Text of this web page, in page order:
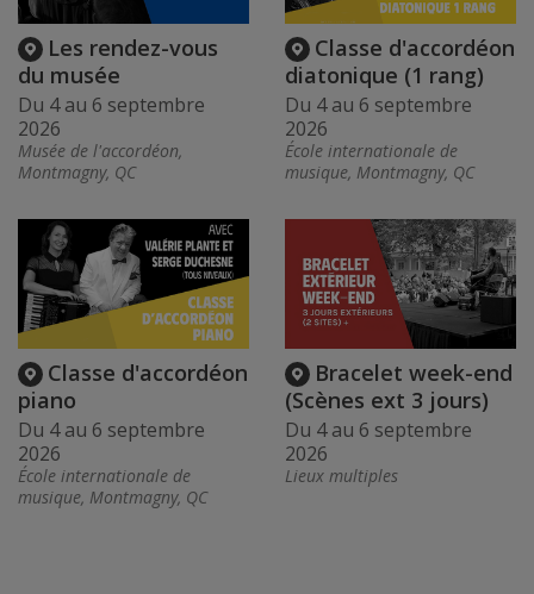
Les rendez-vous
du musée
Du 4 au 6 septembre
2026
Musée de l'accordéon,
Montmagny, QC
Classe d'accordéon
diatonique (1 rang)
Du 4 au 6 septembre
2026
École internationale de
musique, Montmagny, QC
Classe d'accordéon
piano
Du 4 au 6 septembre
2026
École internationale de
musique, Montmagny, QC
Bracelet week-end
(Scènes ext 3 jours)
Du 4 au 6 septembre
2026
Lieux multiples